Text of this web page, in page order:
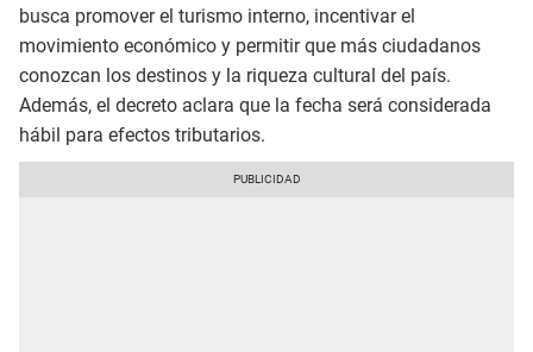
busca promover el turismo interno, incentivar el
movimiento económico y permitir que más ciudadanos
conozcan los destinos y la riqueza cultural del país.
Además, el decreto aclara que la fecha será considerada
hábil para efectos tributarios.